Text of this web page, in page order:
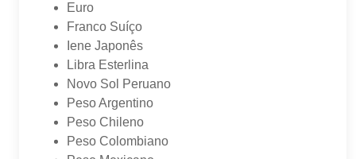
Euro
Franco Suíço
Iene Japonês
Libra Esterlina
Novo Sol Peruano
Peso Argentino
Peso Chileno
Peso Colombiano